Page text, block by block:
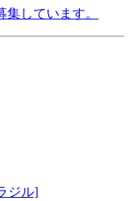
しています。
ジル]